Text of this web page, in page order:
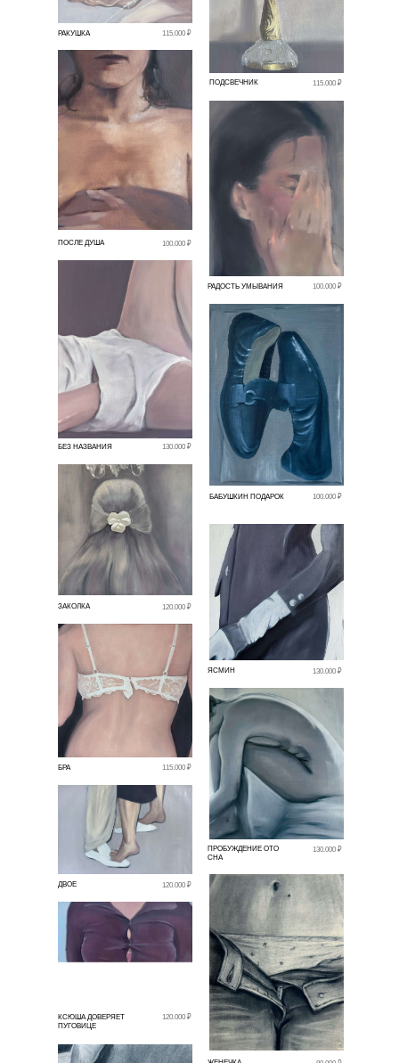
РАКУШКА 115.000 ₽
РАДОСТЬ УМЫВАНИЯ 100.000 ₽
ПОСЛЕ ДУША 100.000 ₽
БАБУШКИН ПОДАРОК 100.000 ₽
ЯСМИН 130.000 ₽
БРА 115.000 ₽
ПРОБУЖДЕНИЕ ОТО
СНА
130.000 ₽
КСЮША ДОВЕРЯЕТ
ПУГОВИЦЕ
120.000 ₽
ДВОЕ 120.000 ₽
ЗАКОЛКА 120.000 ₽
БЕЗ НАЗВАНИЯ 130.000 ₽
ПОДСВЕЧНИК 115.000 ₽